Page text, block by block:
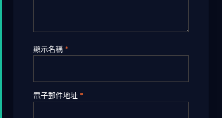
顯示名稱 *
電子郵件地址 *